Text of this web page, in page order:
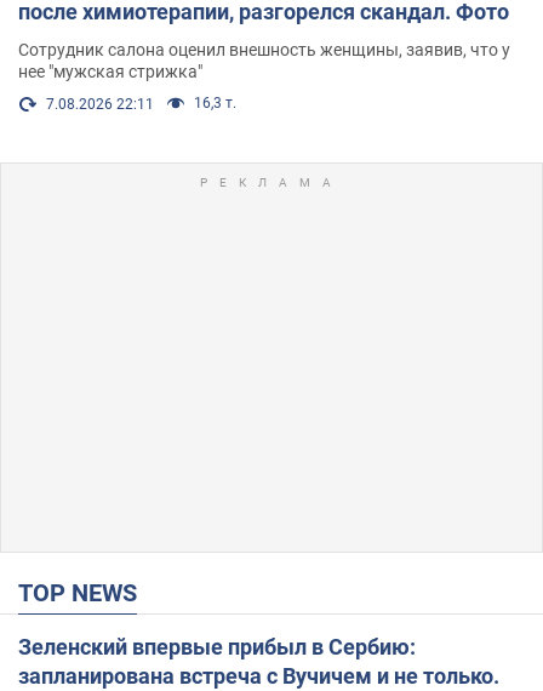
после химиотерапии, разгорелся скандал. Фото
Сотрудник салона оценил внешность женщины, заявив, что у
нее "мужская стрижка"
7.08.2026 22:11 16,3 т.
TOP NEWS
Зеленский впервые прибыл в Сербию:
запланирована встреча с Вучичем и не только.